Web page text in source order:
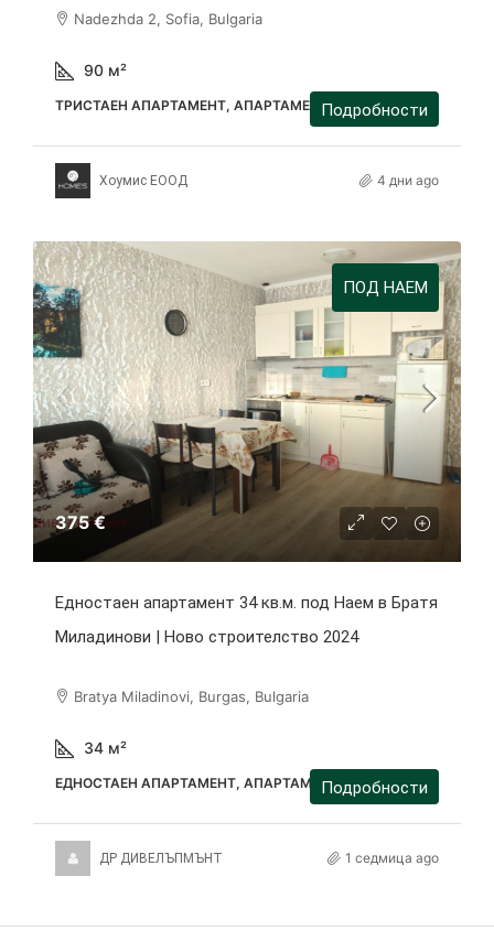
Nadezhda 2, Sofia, Bulgaria
90 м²
ТРИСТАЕН АПАРТАМЕНТ, АПАРТАМЕНТПодробности
Хоумис ЕООД 4 дни ago
ПОД НАЕМ
375 €
Едностаен апартамент 34 кв.м. под Наем в Братя
Миладинови | Ново строителство 2024
Bratya Miladinovi, Burgas, Bulgaria
34 м²
ЕДНОСТАЕН АПАРТАМЕНТ, АПАРТАМЕНТПодробности
ДР ДИВЕЛЪПМЪНТ 1 седмица ago